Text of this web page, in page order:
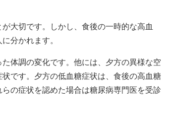
大切です。しかし、食後の一時的な高血
分かれます。
体調の変化です。他には、夕方の異様な空
です。夕方の低血糖症状は、食後の高血糖
の症状を認めた場合は糖尿病専門医を受診